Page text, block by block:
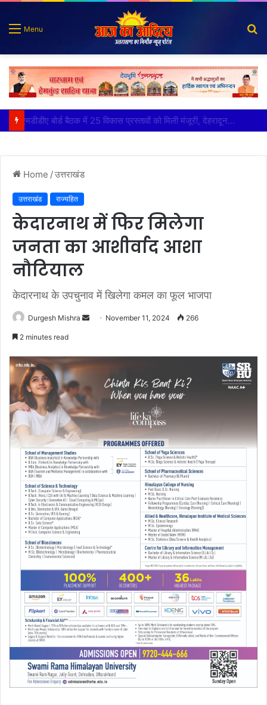
Menu
Home /उत्तराखंड
उत्तराखंड राज्यहित
केदारनाथ में फिर मिलेगा
जनता का आशीर्वाद आशा
नौटियाल
केदारनाथ के उपचुनाव में खिलेगा कमल का फूल भाजपा
Durgesh Mishra
Send November 11, 2024 266
2 minutes read